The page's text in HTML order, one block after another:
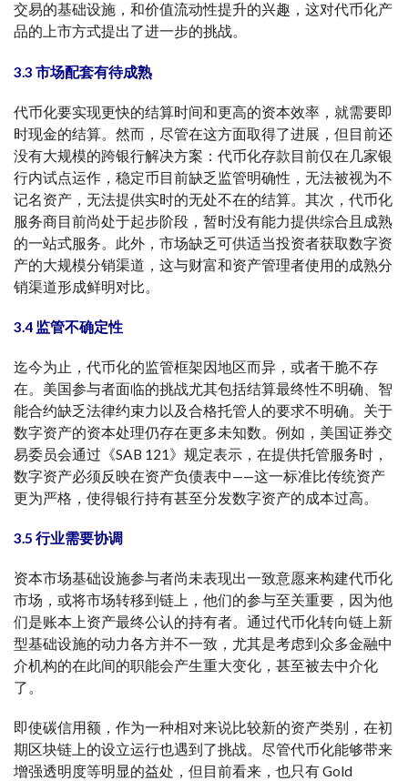
交易的基础设施，和价值流动性提升的兴趣，这对代币化产
品的上市方式提出了进一步的挑战。
3.3 市场配套有待成熟
代币化要实现更快的结算时间和更高的资本效率，就需要即
时现金的结算。然而，尽管在这方面取得了进展，但目前还
没有大规模的跨银行解决方案：代币化存款目前仅在几家银
行内试点运作，稳定币目前缺乏监管明确性，无法被视为不
记名资产，无法提供实时的无处不在的结算。其次，代币化
服务商目前尚处于起步阶段，暂时没有能力提供综合且成熟
的一站式服务。此外，市场缺乏可供适当投资者获取数字资
产的大规模分销渠道，这与财富和资产管理者使用的成熟分
销渠道形成鲜明对比。
3.4 监管不确定性
迄今为止，代币化的监管框架因地区而异，或者干脆不存
在。美国参与者面临的挑战尤其包括结算最终性不明确、智
能合约缺乏法律约束力以及合格托管人的要求不明确。关于
数字资产的资本处理仍存在更多未知数。例如，美国证券交
易委员会通过《SAB 121》规定表示，在提供托管服务时，
数字资产必须反映在资产负债表中——这一标准比传统资产
更为严格，使得银行持有甚至分发数字资产的成本过高。
3.5 行业需要协调
资本市场基础设施参与者尚未表现出一致意愿来构建代币化
市场，或将市场转移到链上，他们的参与至关重要，因为他
们是账本上资产最终公认的持有者。通过代币化转向链上新
型基础设施的动力各方并不一致，尤其是考虑到众多金融中
介机构的在此间的职能会产生重大变化，甚至被去中介化
了。
即使碳信用额，作为一种相对来说比较新的资产类别，在初
期区块链上的设立运行也遇到了挑战。尽管代币化能够带来
增强透明度等明显的益处，但目前看来，也只有Gold